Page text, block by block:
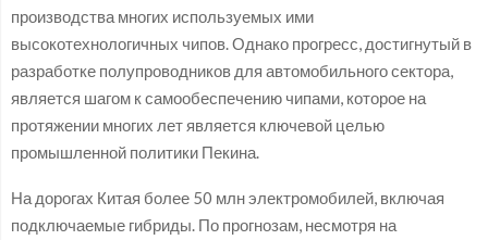
производства многих используемых ими
высокотехнологичных чипов. Однако прогресс, достигнутый в
разработке полупроводников для автомобильного сектора,
является шагом к самообеспечению чипами, которое на
протяжении многих лет является ключевой целью
промышленной политики Пекина.
На дорогах Китая более 50 млн электромобилей, включая
подключаемые гибриды. По прогнозам, несмотря на